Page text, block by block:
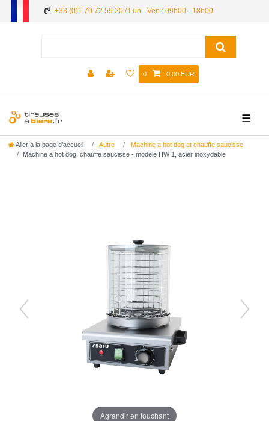
+33 (0)1 70 72 59 20 / Lun - Ven : 09h00 - 18h00
0 0,00 EUR
☰
Aller à la page d’accueil Autre
Machine a hot dog et chauffe saucisse
Machine a hot dog, chauffe saucisse - modèle HW 1, acier inoxydable
Agrandir en touchant